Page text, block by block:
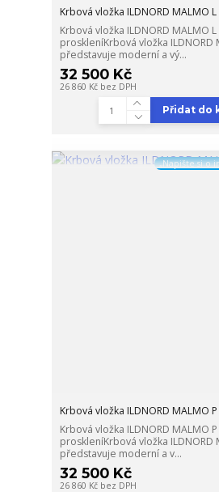
Krbová vložka ILDNORD MALMO L
Krbová vložka ILDNORD MALMO
proskleníKrbová vložka ILDNORD
představuje moderní a vý...
32 500 Kč
26 860 Kč bez DPH
Přidat do
„Napište si o
Krbová vložka ILDNORD MALMO P
Krbová vložka ILDNORD MALMO
proskleníKrbová vložka ILDNORD
představuje moderní a v...
32 500 Kč
26 860 Kč bez DPH